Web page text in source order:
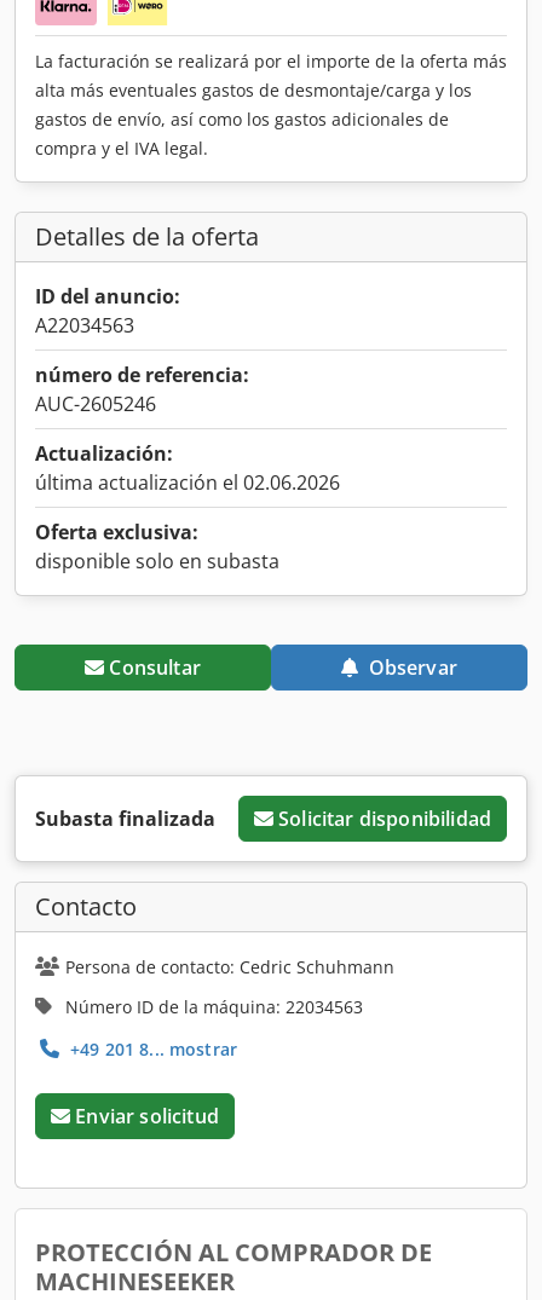
La facturación se realizará por el importe de la oferta más
alta más eventuales gastos de desmontaje/carga y los
gastos de envío, así como los gastos adicionales de
compra y el IVA legal.
Detalles de la oferta
ID del anuncio:
A22034563
número de referencia:
AUC-2605246
Actualización:
última actualización el 02.06.2026
Oferta exclusiva:
disponible solo en subasta
Consultar Observar
Subasta finalizada Solicitar disponibilidad
Contacto
Persona de contacto: Cedric Schuhmann
Número ID de la máquina: 22034563
+49 201 8... mostrar
Enviar solicitud
PROTECCIÓN AL COMPRADOR DE
MACHINESEEKER